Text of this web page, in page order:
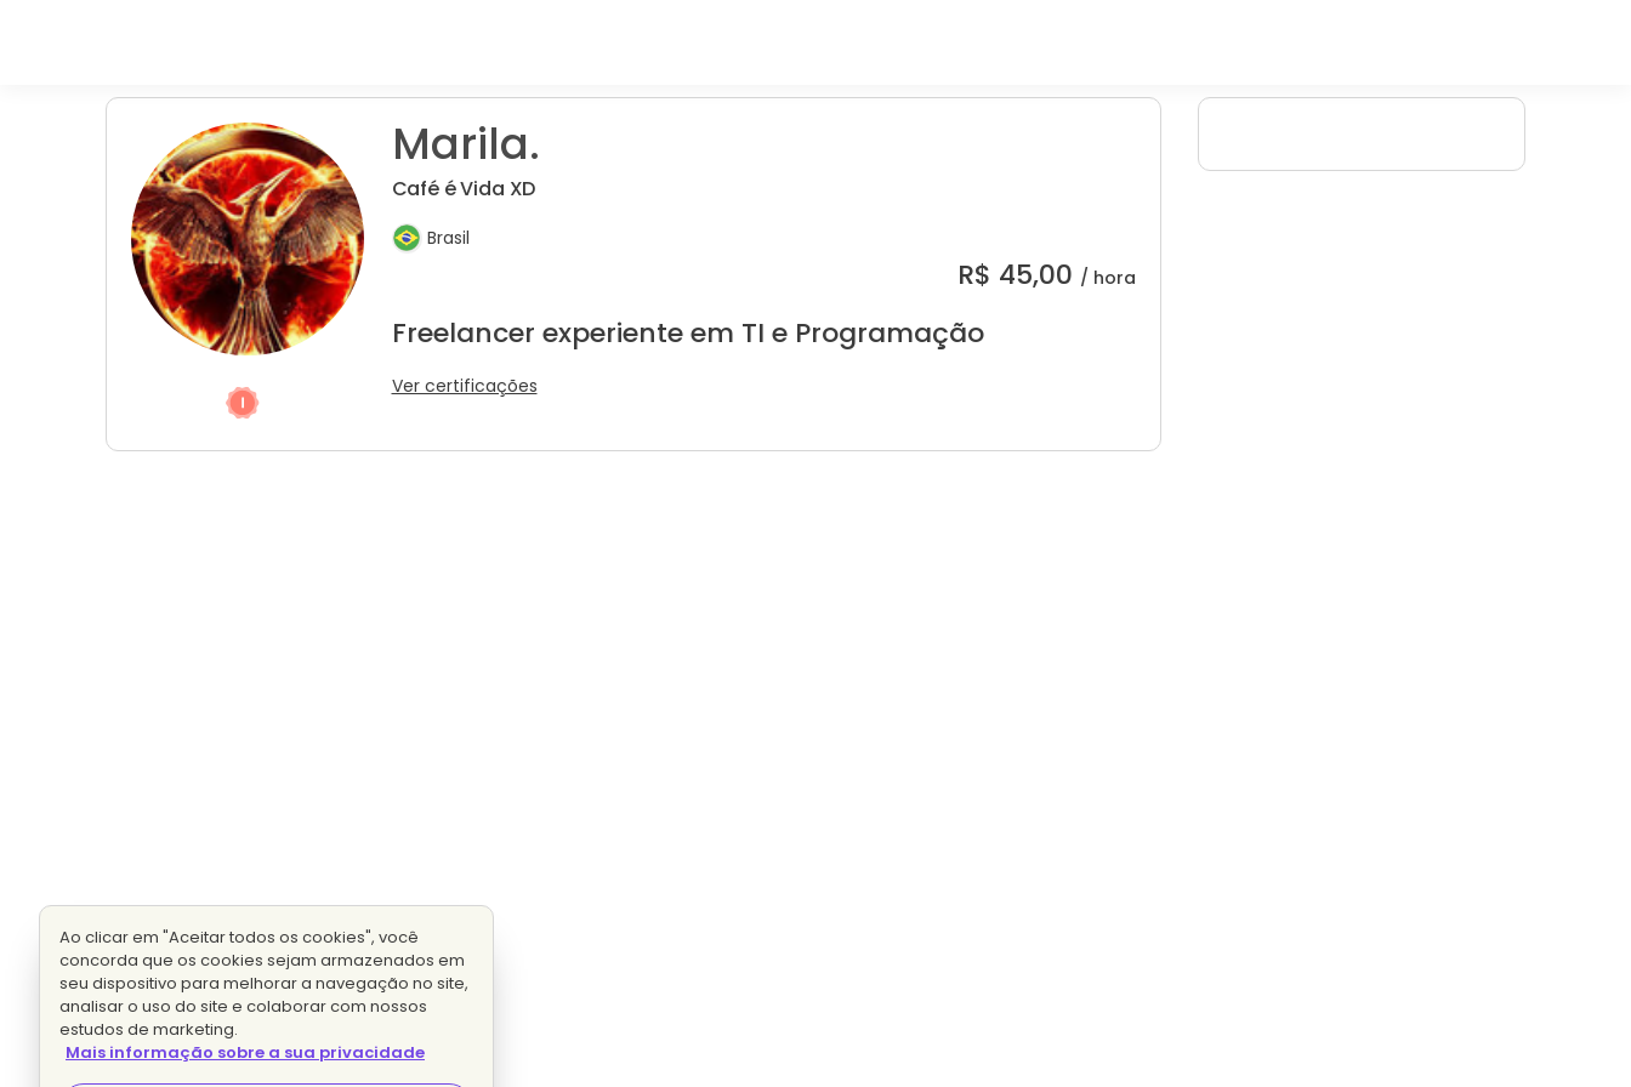
Marila.
Café é Vida XD
Brasil
R$ 45,00 / hora
Freelancer experiente em TI e Programação
Ver certificações
Ao clicar em "Aceitar todos os cookies", você
concorda que os cookies sejam armazenados em
seu dispositivo para melhorar a navegação no site,
analisar o uso do site e colaborar com nossos
estudos de marketing.
Mais informação sobre a sua privacidade